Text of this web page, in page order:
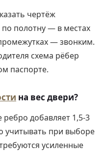
чертёж
по полотну — в местах
— звонким.
схема рёбер
паспорте.
на вес двери?
добавляет 1,5-3
учитывать при выборе
усиленные